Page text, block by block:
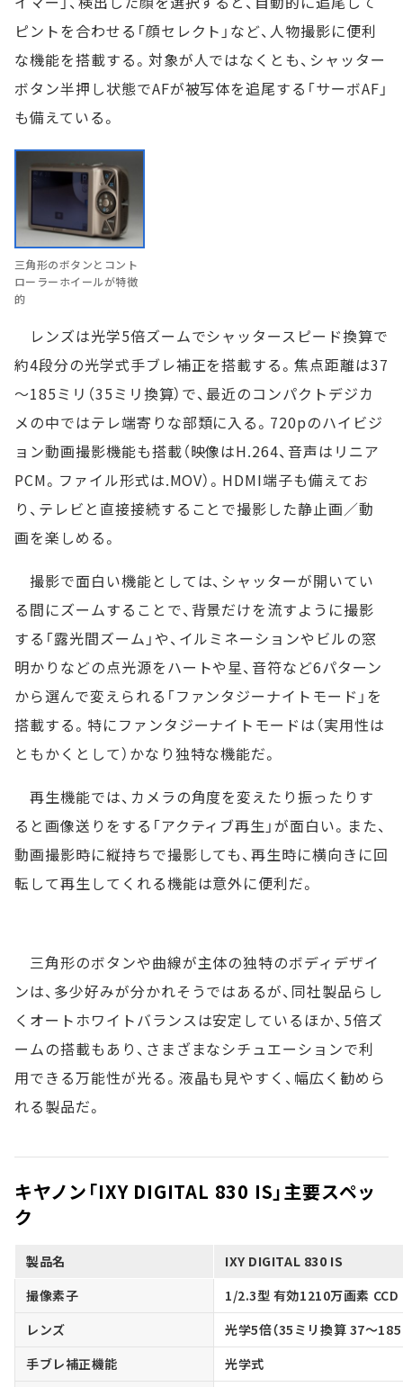
ピントを合わせる「顔セレクト」など、人物撮影に便利
な機能を搭載する。対象が人ではなくとも、シャッター
ボタン半押し状態でAFが被写体を追尾する「サーボAF」
も備えている。
三角形のボタンとコント
ローラーホイールが特徴
的
レンズは光学5倍ズームでシャッタースピード換算で
約4段分の光学式手ブレ補正を搭載する。焦点距離は37
～185ミリ（35ミリ換算）で、最近のコンパクトデジカ
メの中ではテレ端寄りな部類に入る。720pのハイビジ
ョン動画撮影機能も搭載（映像はH.264、音声はリニア
PCM。ファイル形式は.MOV）。HDMI端子も備えてお
り、テレビと直接接続することで撮影した静止画／動
画を楽しめる。
撮影で面白い機能としては、シャッターが開いてい
る間にズームすることで、背景だけを流すように撮影
する「露光間ズーム」や、イルミネーションやビルの窓
明かりなどの点光源をハートや星、音符など6パターン
から選んで変えられる「ファンタジーナイトモード」を
搭載する。特にファンタジーナイトモードは（実用性は
ともかくとして）かなり独特な機能だ。
再生機能では、カメラの角度を変えたり振ったりす
ると画像送りをする「アクティブ再生」が面白い。また、
動画撮影時に縦持ちで撮影しても、再生時に横向きに回
転して再生してくれる機能は意外に便利だ。
三角形のボタンや曲線が主体の独特のボディデザイ
ンは、多少好みが分かれそうではあるが、同社製品らし
くオートホワイトバランスは安定しているほか、5倍ズ
ームの搭載もあり、さまざまなシチュエーションで利
用できる万能性が光る。液晶も見やすく、幅広く勧めら
れる製品だ。
キヤノン「IXY DIGITAL 830 IS」主要スペッ
ク
製品名
IXY DIGITAL 830 IS
撮像素子
1/2.3型 有効1210万画素 CCD
レンズ
光学5倍（35ミリ換算 37～185
手ブレ補正機能
光学式